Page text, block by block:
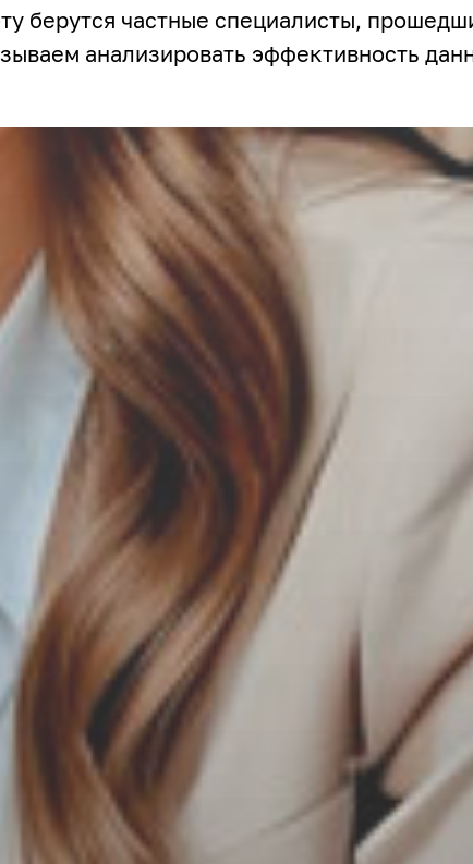
берутся частные специалисты,
анализировать эффективность